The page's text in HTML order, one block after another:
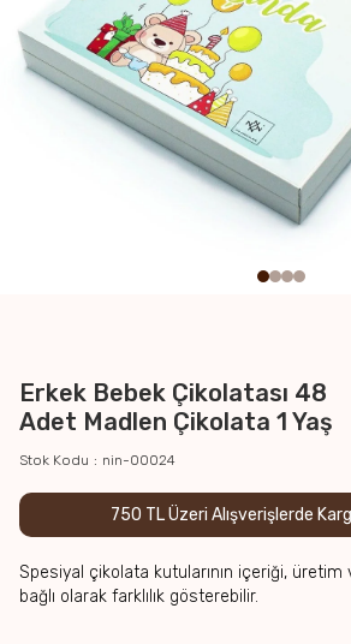
Erkek Bebek Çikolatası 48
Adet Madlen Çikolata 1 Yaş
Stok Kodu nin-00024
750 TL Üzeri Alışverişlerde
Spesiyal çikolata kutularının içeriği,
bağlı olarak farklılık gösterebilir.